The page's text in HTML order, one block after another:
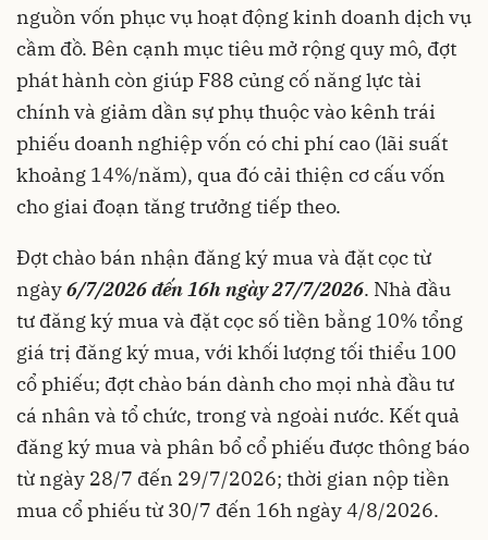
nguồn vốn phục vụ hoạt động kinh doanh dịch vụ
cầm đồ. Bên cạnh mục tiêu mở rộng quy mô, đợt
phát hành còn giúp F88 củng cố năng lực tài
chính và giảm dần sự phụ thuộc vào kênh trái
phiếu doanh nghiệp vốn có chi phí cao (lãi suất
khoảng 14%/năm), qua đó cải thiện cơ cấu vốn
cho giai đoạn tăng trưởng tiếp theo.
Đợt chào bán nhận đăng ký mua và đặt cọc từ
ngày6/7/2026 đến 16h ngày 27/7/2026. Nhà đầu
tư đăng ký mua và đặt cọc số tiền bằng 10% tổng
giá trị đăng ký mua, với khối lượng tối thiểu 100
cổ phiếu; đợt chào bán dành cho mọi nhà đầu tư
cá nhân và tổ chức, trong và ngoài nước. Kết quả
đăng ký mua và phân bổ cổ phiếu được thông báo
từ ngày 28/7 đến 29/7/2026; thời gian nộp tiền
mua cổ phiếu từ 30/7 đến 16h ngày 4/8/2026.